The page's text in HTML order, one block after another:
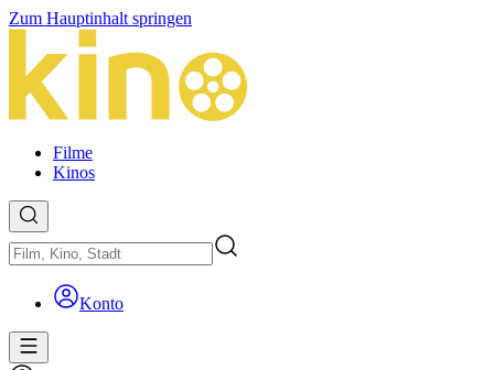
Zum Hauptinhalt springen
Filme
Kinos
Konto